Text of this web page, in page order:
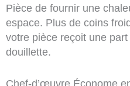
Pièce de fournir une
espace. Plus de coins
votre pièce reçoit une
douillette.
Chef-d’œuvre Économe